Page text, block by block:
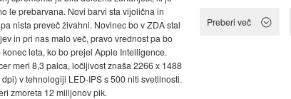
le prebarvana. Novi barvi sta vijolična in
nista preveč živahni. Novinec bo v ZDA stal
in pri nas malo več, pravo vrednost pa bo
leta, ko bo prejel Apple Intelligence.
meri 8,3 palca, ločljivost znaša 2266 x 1488
v tehnologiji LED-IPS s 500 niti svetilnosti.
zmoreta 12 milijonov pik.
Preberi več